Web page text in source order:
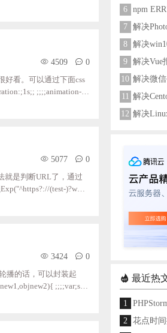
4509 0
好看。可以通过下面css
;;;;animation-du
5077 0
就是判断URL了，通过
(test-)?www
3424 0
播的话，可以封装起
;;;;var;swi
6
7
8
9
10
11
12
最近热
1
2